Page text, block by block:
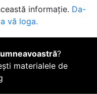
informație. Da-
vă loga.
?
materialele de